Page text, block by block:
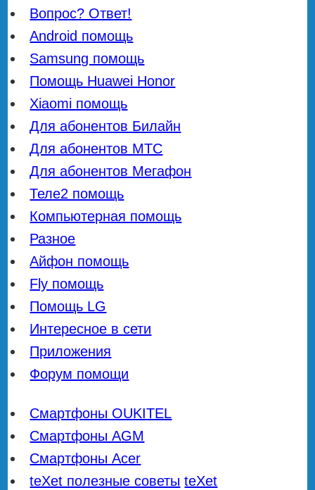
Вопрос? Ответ!
Android помощь
Samsung помощь
Помощь Huawei Honor
Xiaomi помощь
Для абонентов Билайн
Для абонентов МТС
Для абонентов Мегафон
Теле2 помощь
Компьютерная помощь
Разное
Айфон помощь
Fly помощь
Помощь LG
Интересное в сети
Приложения
Форум помощи
Смартфоны OUKITEL
Смартфоны AGM
Смартфоны Acer
teXet полезные советы teXet